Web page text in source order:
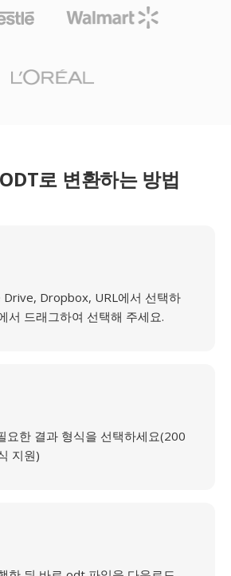
로 변환하는 방법
Drive, Dropbox, URL에서 선택하
서 드래그하여 선택해 주세요.
요한 결과 형식을 선택하세요(200
지원)